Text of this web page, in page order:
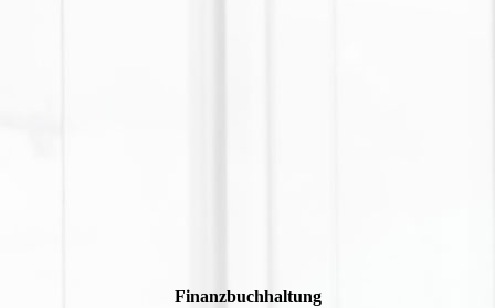
Finanzbuchhaltung